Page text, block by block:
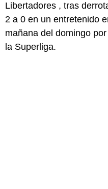
Libertadores , tras
2 a 0 en un entretenido
mañana del domingo
la Superliga.